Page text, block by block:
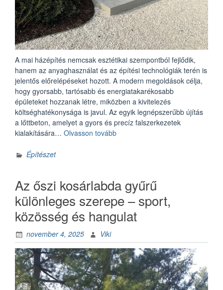
A mai házépítés nemcsak esztétikai szempontból fejlődik,
hanem az anyaghasználat és az építési technológiák terén is
jelentős előrelépéseket hozott. A modern megoldások célja,
hogy gyorsabb, tartósabb és energiatakarékosabb
épületeket hozzanak létre, miközben a kivitelezés
költséghatékonysága is javul. Az egyik legnépszerűbb újítás
a lőttbeton, amelyet a gyors és precíz falszerkezetek
kialakítására… Olvasson tovább„5
házépítők
használnak”
Építészet
Az őszi kosárlabda gyűrű
különleges szerepe – sport,
közösség és hangulat
november 4, 2025 Viki